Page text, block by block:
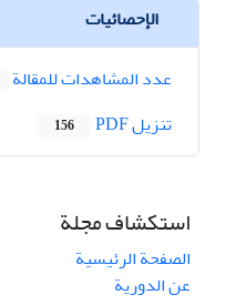
الإحصائيات
عدد المشاهدات للمقالة
تنزیل PDF 156
استكشاف مجلة
الصفحة الرئيسية
عن الدورية